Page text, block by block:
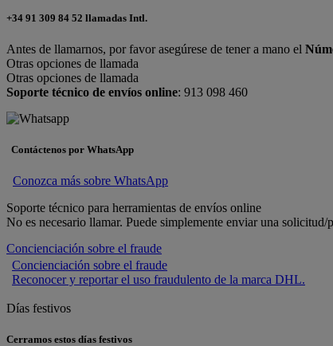
+34 91 309 84 52 llamadas Intl.
Antes de llamarnos, por favor asegúrese de tener a mano el
Otras opciones de llamada
Otras opciones de llamada
Soporte técnico de envíos online: 913 098 460
Contáctenos por WhatsApp
Conozca más sobre WhatsApp
Soporte técnico para herramientas de envíos online
No es necesario llamar. Puede simplemente enviar una
Concienciación sobre el fraude
Concienciación sobre el fraude
Reconocer y reportar el uso fraudulento de la marca DHL.
Días festivos
Cerramos estos días festivos